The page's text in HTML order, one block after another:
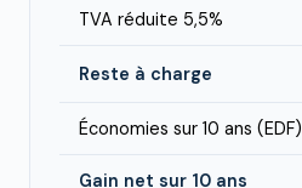
TVA réduite 5,5%
Reste à charge
Économies sur 10 ans (EDF)
Gain net sur 10 ans